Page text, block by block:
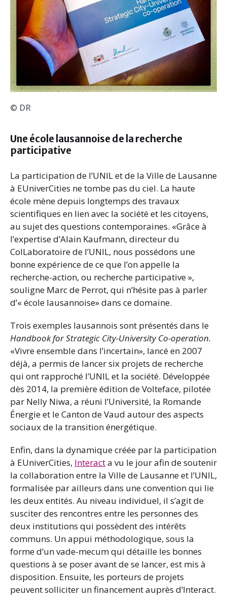
© DR
Une école lausannoise de la recherche
participative
La participation de l’UNIL et de la Ville de Lausanne
à EUniverCities ne tombe pas du ciel. La haute
école mène depuis longtemps des travaux
scientifiques en lien avec la société et les citoyens,
au sujet des questions contemporaines. «Grâce à
l’expertise d’Alain Kaufmann, directeur du
ColLaboratoire de l’UNIL, nous possédons une
bonne expérience de ce que l’on appelle la
recherche-action, ou recherche participative »,
souligne Marc de Perrot, qui n’hésite pas à parler
d’« école lausannoise» dans ce domaine.
Trois exemples lausannois sont présentés dans le
Handbook for Strategic City-University Co-operation.
«Vivre ensemble dans l’incertain», lancé en 2007
déjà, a permis de lancer six projets de recherche
qui ont rapproché l’UNIL et la société. Développée
dès 2014, la première édition de Volteface, pilotée
par Nelly Niwa, a réuni l’Université, la Romande
Énergie et le Canton de Vaud autour des aspects
sociaux de la transition énergétique.
Enfin, dans la dynamique créée par la participation
à EUniverCities, Interacta vu le jour afin de soutenir
la collaboration entre la Ville de Lausanne et l’UNIL,
formalisée par ailleurs dans une convention qui lie
les deux entités. Au niveau individuel, il s’agit de
susciter des rencontres entre les personnes des
deux institutions qui possèdent des intérêts
communs. Un appui méthodologique, sous la
forme d’un vade-mecum qui détaille les bonnes
questions à se poser avant de se lancer, est mis à
disposition. Ensuite, les porteurs de projets
peuvent solliciter un financement auprès d’Interact.